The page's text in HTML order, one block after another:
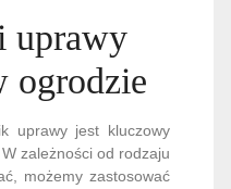
uprawy
ogrodzie
uprawy jest kluczowy
zależności od rodzaju
możemy zastosować